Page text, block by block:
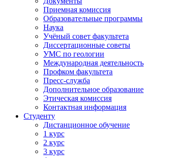
Приемная комиссия
Образовательные программы
Наука
Учёный совет факультета
Диссертационные советы
УМС по геологии
Международная деятельность
Профком факультета
Пресс-служба
Дополнительное образование
Этическая комиссия
Контактная информация
Студенту
Дистанционное обучение
1 курс
2 курс
3 курс